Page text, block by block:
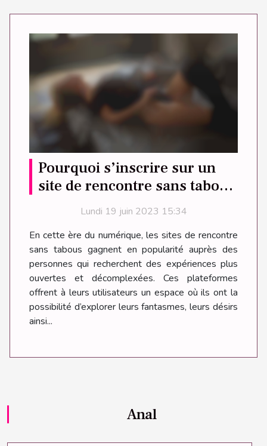
Pourquoi s’inscrire sur un
site de rencontre sans tabous
Lundi 19 juin 2023 15:34
En cette ère du numérique, les sites de rencontre
sans tabous gagnent en popularité auprès des
personnes qui recherchent des expériences plus
ouvertes et décomplexées. Ces plateformes
offrent à leurs utilisateurs un espace où ils ont la
possibilité d’explorer leurs fantasmes, leurs désirs
ainsi...
Anal